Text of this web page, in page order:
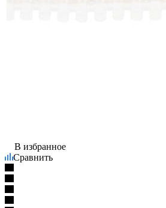
В избранное
Сравнить